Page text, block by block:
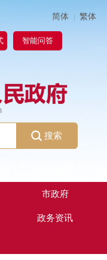
简体 | 繁体
智能问答
搜索
市政府
政务资讯